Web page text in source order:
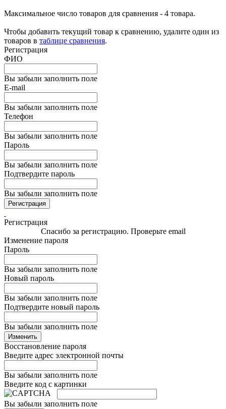
Максимальное число товаров для сравнения - 4 товара.
Чтобы добавить текущий товар к сравнению, удалите один из
товаров в таблице сравнения.
Регистрация
ФИО
Вы забыли заполнить поле
E-mail
Вы забыли заполнить поле
Телефон
Вы забыли заполнить поле
Пароль
Вы забыли заполнить поле
Подтвердите пароль
Вы забыли заполнить поле
Регистрация
Регистрация
Спасибо за регистрацию. Проверьте email
Изменение пароля
Пароль
Вы забыли заполнить поле
Новый пароль
Вы забыли заполнить поле
Подтвердите новый пароль
Вы забыли заполнить поле
Изменить
Восстановление пароля
Введите адрес электронной почты
Вы забыли заполнить поле
Введите код с картинки
Вы забыли заполнить поле